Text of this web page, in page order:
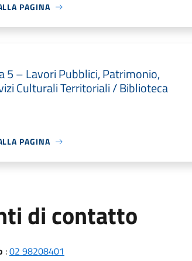
PAGINA
5 – Lavori Pubblici, Patrimonio,
Culturali Territoriali / Biblioteca
PAGINA
di contatto
:02 98208401